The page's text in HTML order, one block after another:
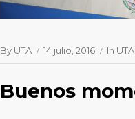
By UTA 14 julio, 2016 In
Buenos